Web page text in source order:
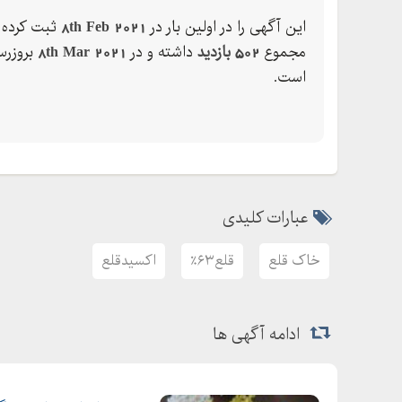
نرمه قلع
خرید قلع
قیمت روز قلع مالزی
آلیاژ بابیت
آبکاری بابیت
استاندارد بابیت ریزی
قیمت شمش قلع آساهی
مرکز فروش شمش قلع
این آگهی را در اولین بار در 8th Feb 2021 ثبت
مجموع 502 بازدید داشته و در 8th Mar 2021
است.
عبارات کلیدی
خاک قلع قلع۶۳٪ اکسیدقلع
ادامه آگهی ها